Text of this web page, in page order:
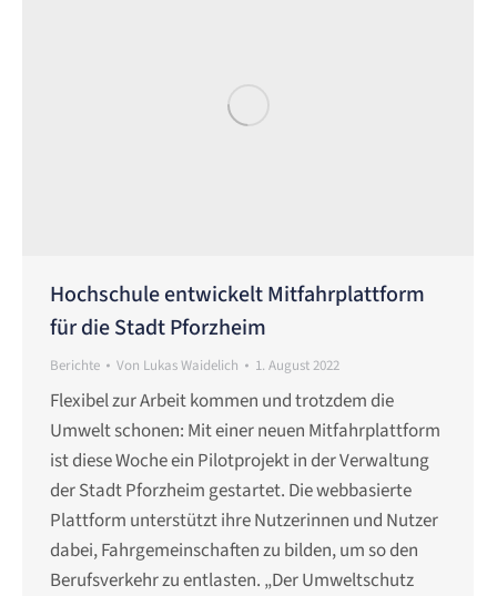
Hochschule entwickelt Mitfahrplattform
für die Stadt Pforzheim
Berichte Von Lukas Waidelich 1. August 2022
Flexibel zur Arbeit kommen und trotzdem die
Umwelt schonen: Mit einer neuen Mitfahrplattform
ist diese Woche ein Pilotprojekt in der Verwaltung
der Stadt Pforzheim gestartet. Die webbasierte
Plattform unterstützt ihre Nutzerinnen und Nutzer
dabei, Fahrgemeinschaften zu bilden, um so den
Berufsverkehr zu entlasten. „Der Umweltschutz